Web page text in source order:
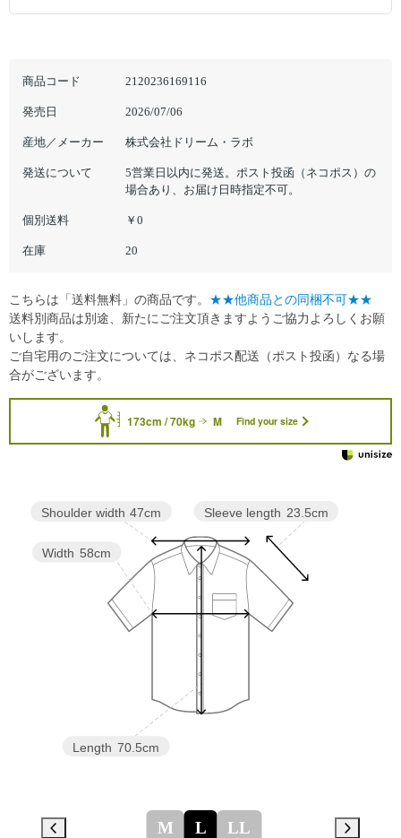
商品コード 2120236169116
発売日 2026/07/06
産地／メーカー 株式会社ドリーム・ラボ
発送について
5営業日以内に発送。ポスト投函（ネコポス）の
場合あり、お届け日時指定不可。
個別送料 ￥0
在庫 20
173cm / 70kg M Find your size
Sleeve length 23.5cm
Length 70.5cm
Width 58cm
Shoulder width 47cm
M L LL
こちらは「送料無料」の商品です。 ★★他商品との同梱不可★★
送料別商品は別途、新たにご注文頂きますようご協力よろしくお願
いします。
ご自宅用のご注文については、ネコポス配送（ポスト投函）なる場
合がございます。